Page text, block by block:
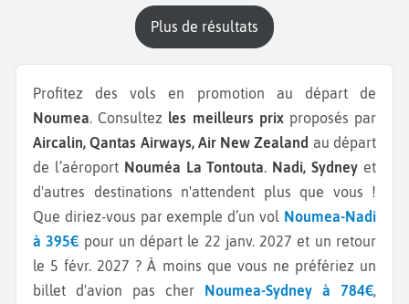
plus de résultats
Profitez des vols en promotion au départ de
Noumea. Consultez les meilleurs prixproposés par
Aircalin, Qantas Airways, Air New Zealand au départ
de l’aéroport Nouméa La Tontouta. Nadi, Sydney et
d'autres destinations n'attendent plus que vous !
Que diriez-vous par exemple d’un vol Noumea-Nadi
à 395€ pour un départ le 22 janv. 2027 et un retour
le 5 févr. 2027 ? À moins que vous ne préfériez un
billet d'avion pas cher Noumea-Sydney à 784€,